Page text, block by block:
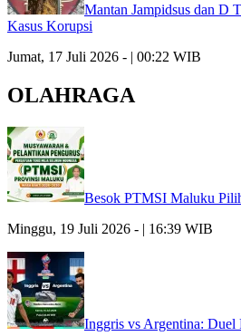
Mantan Jampidsus dan D
Kasus Korupsi
Jumat, 17 Juli 2026 - | 00:22 WIB
OLAHRAGA
Besok PTMSI Maluku
Minggu, 19 Juli 2026 - | 16:39 WIB
Inggris vs Argentina: Duel